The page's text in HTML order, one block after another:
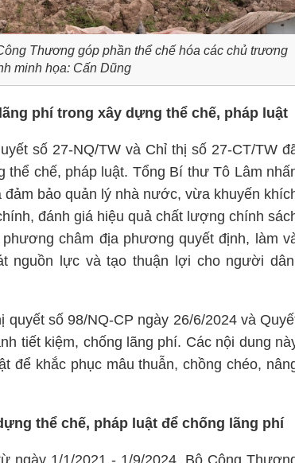
Thương góp phần thể chế hóa các chủ trương
minh họa: Cấn Dũng
phí trong xây dựng thể chế, pháp luật
số 27-NQ/TW và Chỉ thị số 27-CT/TW
thể chế, pháp luật. Tổng Bí thư Tô Lâm
bảo quản lý nhà nước, vừa khuyến
đánh giá hiệu quả chất lượng chính
châm địa phương quyết định, làm
nguồn lực và tạo thuận lợi cho người
số 98/NQ-CP ngày 26/6/2024 và
tiết kiệm, chống lãng phí. Các nội dung
để khắc phục mâu thuẫn, chồng chéo,
thể chế, pháp luật để chống lãng phí
ngày 1/1/2021 - 1/9/2024, Bộ Công